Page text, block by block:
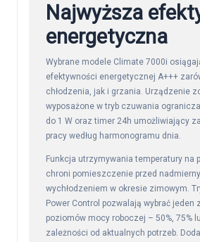
Najwyższa
energetyczna
Wybrane modele Climate 7000i
efektywności energetycznej A+++
chłodzenia, jak i grzania. Urządzenie
wyposażone w tryb czuwania
do 1 W oraz timer 24h umożliwiający
pracy według harmonogramu dnia.
Funkcja utrzymywania temperatury na
chroni pomieszczenie przed
wychłodzeniem w okresie zimowym.
Power Control pozwalają wybrać jeden
poziomów mocy roboczej – 50%, 75%
zależności od aktualnych potrzeb.